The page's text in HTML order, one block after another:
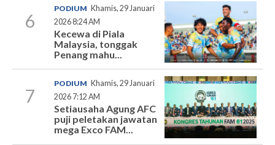
6
PODIUM Khamis, 29 Januari
2026 8:24 AM
Kecewa di Piala
Malaysia, tonggak
Penang mahu...
7
PODIUM Khamis, 29 Januari
2026 7:12 AM
Setiausaha Agung AFC
puji peletakan jawatan
mega Exco FAM...